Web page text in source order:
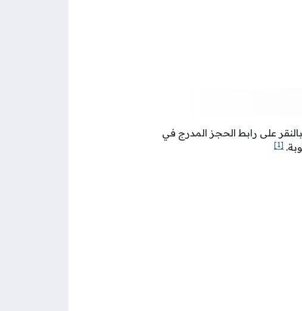
على رابط الحجز المدرج في
[1]